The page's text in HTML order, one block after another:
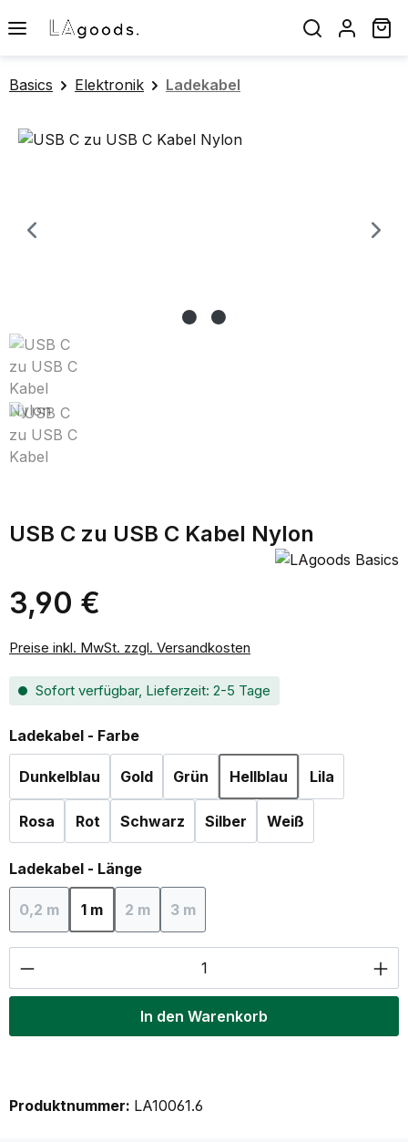
Zum Hauptinhalt springen
Basics Elektronik Ladekabel
Bildergalerie überspringen
USB C zu USB C Kabel Nylon
Regulärer Preis:
3,90 €
Preise inkl. MwSt. zzgl. Versandkosten
Sofort verfügbar, Lieferzeit: 2-5 Tage
Ladekabel - Farbeauswählen
Dunkelblau Gold Grün Hellblau Lila
Rosa Rot Schwarz Silber Weiß
Ladekabel - Längeauswählen
0,2 m
(Diese Option ist zurzeit nicht verfügbar.)
1 m 2 m
(Diese Option ist zurzeit nicht verfügbar.)
3 m
(Diese Option ist zurzeit nicht
Produkt Anzahl: Gib den gewünschten
In den Warenkorb
Produktnummer: LA10061.6